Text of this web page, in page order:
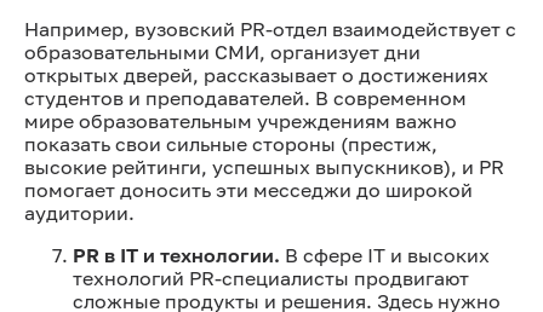
Например, вузовский PR-отдел взаимодействует с
образовательными СМИ, организует дни
открытых дверей, рассказывает о достижениях
студентов и преподавателей. В современном
мире образовательным учреждениям важно
показать свои сильные стороны (престиж,
высокие рейтинги, успешных выпускников), и PR
помогает доносить эти месседжи до широкой
аудитории.
PR в IT и технологии. В сфере IT и высоких
технологий PR-специалисты продвигают
сложные продукты и решения. Здесь нужно